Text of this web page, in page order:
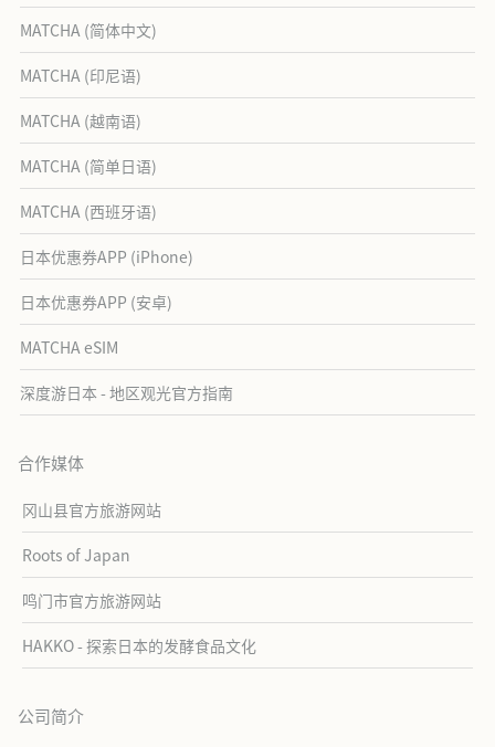
MATCHA (简体中文)
MATCHA (印尼语)
MATCHA (越南语)
MATCHA (简单日语)
MATCHA (西班牙语)
日本优惠券APP (iPhone)
日本优惠券APP (安卓)
MATCHA eSIM
深度游日本 - 地区观光官方指南
合作媒体
冈山县官方旅游网站
Roots of Japan
鸣门市官方旅游网站
HAKKO - 探索日本的发酵食品文化
公司简介